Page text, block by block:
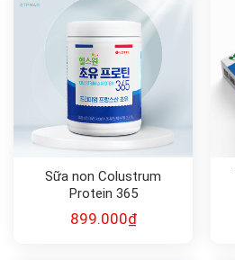
Sữa non Colustrum
Protein 365
899.000₫